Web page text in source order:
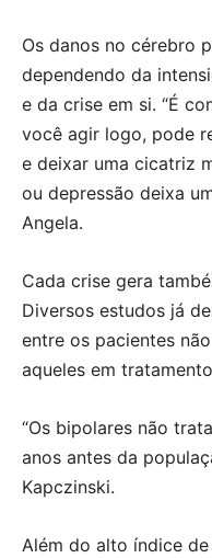
Os danos no cérebro
dependendo da
e da crise em si. “É
você agir logo, pode
e deixar uma cicatriz
ou depressão deixa
Angela.
Cada crise gera
Diversos estudos já
entre os pacientes
aqueles em
“Os bipolares não
anos antes da
Kapczinski.
Além do alto índice